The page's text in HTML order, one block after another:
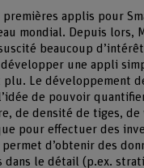
premières applis pour
mondial. Depuis lors,
beaucoup
développer une appli
Le développement
de pouvoir
de densité de tiges,
pour effectuer des
d’obtenir des
le détail (p.ex.